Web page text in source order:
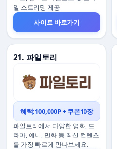
일 스트리밍 제공
사이트 바로가기
21. 파일토리
혜택:100,000P + 쿠폰10장
파일토리에서 다양한 영화, 드
라마, 애니, 만화 등 최신 컨텐츠
를 가장 빠르게 만나보세요.